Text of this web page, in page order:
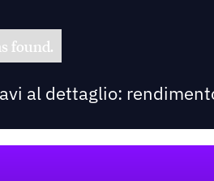
found.
al dettaglio: